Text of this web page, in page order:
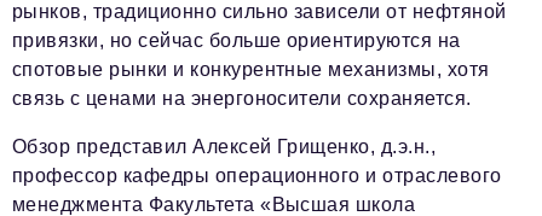
рынков, традиционно сильно зависели от нефтяной
привязки, но сейчас больше ориентируются на
спотовые рынки и конкурентные механизмы, хотя
связь с ценами на энергоносители сохраняется.
Обзор представил Алексей Грищенко, д.э.н.,
профессор кафедры операционного и отраслевого
менеджмента Факультета «Высшая школа